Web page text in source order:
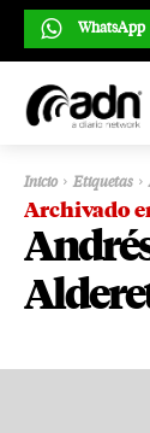
WhatsApp
Inicio Etiquetas
Archivado